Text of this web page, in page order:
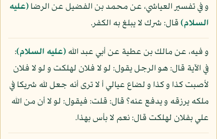
و في تفسير العياشي، عن محمد بن الفضيل عن الرضا(عليه
السلام)قال: شرك لا يبلغ به الكفر.
و فيه، عن مالك بن عطية عن أبي عبد الله(عليه السلام):
في الآية قال: هو الرجل يقول: لو لا فلان لهلكت و لو لا فلان
لأصبت كذا و كذا و لضاع عيالي أ لا ترى أنه جعل لله شريكا في
ملكه يرزقه و يدفع عنه؟ قال: قلت: فيقول: لو لا أن من الله
علي بفلان لهلكت قال: نعم لا بأس بهذا.